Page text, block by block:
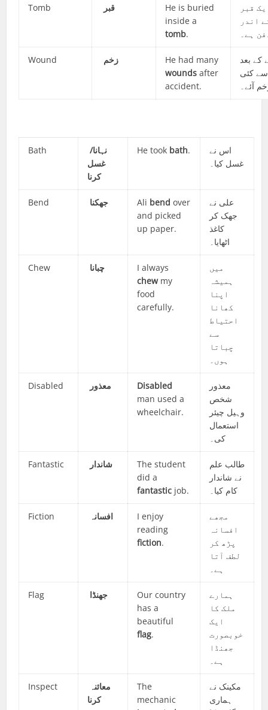
Tomb قبر
He is buried
inside a
tomb.
قبر
اندر
ہے۔
Wound زخم
He had many
wounds after
accident.
کے بعد
کئی
آئے۔
Bath
نہانا/
غسل
کرنا
He took bath.
اس نے
غسل کیا۔
Bend جھکنا Ali bend over
and picked
up paper.
علی نے
جھک کر
کاغذ
اٹھایا۔
Chew چبانا
I always
chewmy
food
carefully.
میں
ہمیشہ
اپنا
کھانا
احتیاط
سے
چباتا
ہوں۔
Disabled معذور
Disabled
man used a
wheelchair.
معذور
شخص
وہیل چیئر
استعمال
کی۔
Fantastic شاندار
The student
did a
fantastic job.
طالب علم
نے شاندار
کام کیا۔
Fiction افسانہ
I enjoy
reading
fiction.
مجھے
افسانہ
پڑھ کر
لطف آتا
ہے۔
Flag جھنڈا
Our country
has a
beautiful
flag.
ہمارے
ملک کا
ایک
خوبصورت
جھنڈا
ہے۔
Inspect
معائنہ
کرنا
The
mechanic
مکینک نے
ہماری